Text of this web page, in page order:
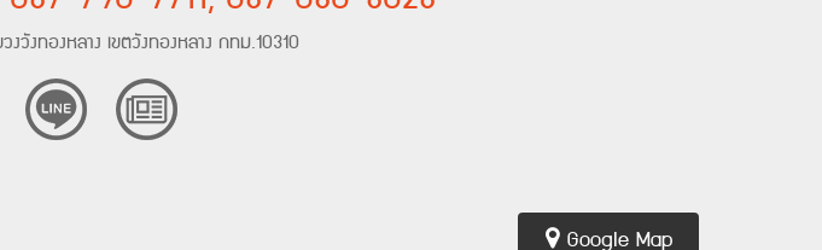
วังทองหลาง เขตวังทองหลาง กทม.10310
Google Map